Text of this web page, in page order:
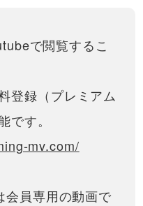
で閲覧するこ
登録（プレミアム
です。
mv.com/
員専用の動画で